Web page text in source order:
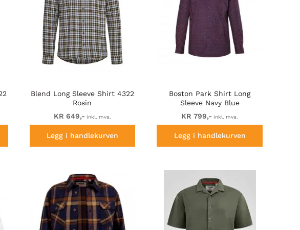
Blend Long Sleeve Shirt 4322
Rosin
KR 649,- inkl. mva.
Legg i handlekurven
Boston Park Shirt Long
Sleeve Navy Blue
KR 799,- inkl. mva.
Legg i handlekurven